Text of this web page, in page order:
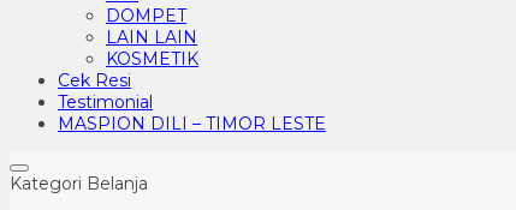
DOMPET
LAIN LAIN
KOSMETIK
Cek Resi
Testimonial
MASPION DILI – TIMOR LESTE
Kategori Belanja